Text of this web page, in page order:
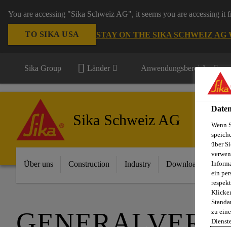
You are accessing "Sika Schweiz AG", it seems you are accessing
TO SIKA USA STAY ON THE SIKA SCHWEIZ AG
Sika Group Länder Anwendungsbereiche
Sika Schweiz AG
Über uns Construction Industry Download Center
Wenn
über
ein
zu